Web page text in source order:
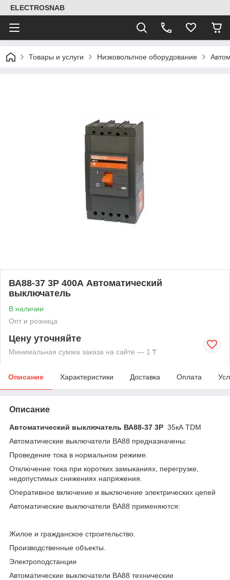
ELECTROSNAB
Товары и услуги Низковольтное оборудование
ВА88-37 3Р 400А Автоматический
выключатель
В наличии
Опт и розница
Цену уточняйте
Минимальная сумма заказа на сайте — 1 ₸
Описание Характеристики Доставка Оплата
Описание
Автоматический выключатель ВА88-37 3Р 35кА TDM
Автоматические выключатели ВА88 предназначены:
Проведение тока в нормальном режиме.
Отключение тока при коротких замыканиях, перегрузке,
недопустимых снижениях напряжения.
Оперативное включение и выключение электрических цепей
Автоматические выключатели ВА88 применяются:
Жилое и гражданское строительство.
Производственные объекты.
Электроподстанции
Автоматические выключатели ВА88 технические